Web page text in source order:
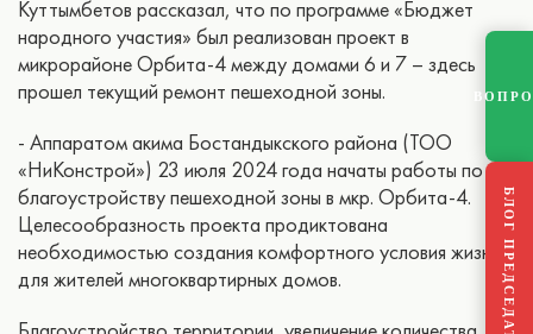
Куттымбетов рассказал, что по программе «Бюджет
народного участия» был реализован проект в
микрорайоне Орбита-4 между домами 6 и 7 – здесь
прошел текущий ремонт пешеходной зоны.
- Аппаратом акима Бостандыкского района (ТОО
«НиКонстрой») 23 июля 2024 года начаты работы по
благоустройству пешеходной зоны в мкр. Орбита-4.
Целесообразность проекта продиктована
необходимостью создания комфортного условия жизни
для жителей многоквартирных домов.
БЛОГ ПРЕДСЕДАТЕЛЯ